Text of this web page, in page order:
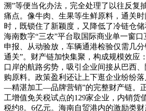
溯”等便当化办法，完全处理了以往反复
痛点。像牛肉、生果等生鲜原料，通关
时，既锁住了新颖度，又降低了冷链仓储
海南数字“三农”平台取国际商业单一窗
申报、从动验放，车辆通港检验仅需几
通关”。财产链加快集聚，构成规模效应
口岸的航路劣势，吸引企业间接从巴西
购原料。政策盈利还让上下逛企业纷纷
—精湛加工—品牌营销”的完整财产链。
工增值免关税试点的129家企业，内销货
税约8。6亿元。海南自贸港内的激励类